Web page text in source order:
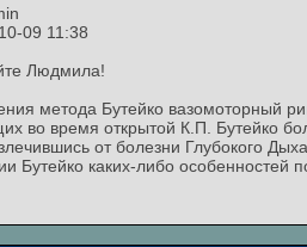
09 11:38
Людмила!
метода Бутейко вазомоторный
во время открытой К.П. Бутейко
от болезни Глубокого
Бутейко каких-либо особенностей